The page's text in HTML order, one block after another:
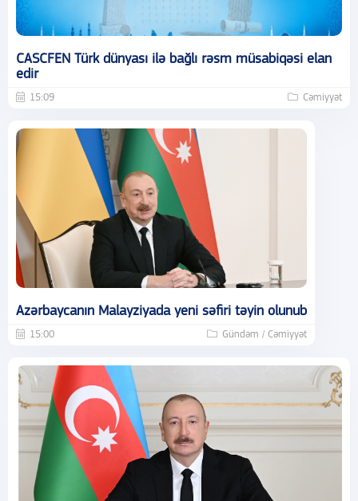
CASCFEN Türk dünyası ilə bağlı rəsm müsabiqəsi elan
edir
15:09 Cəmiyyət
Azərbaycanın Malayziyada yeni səfiri təyin olunub
15:00 Gündəm / Cəmiyyət